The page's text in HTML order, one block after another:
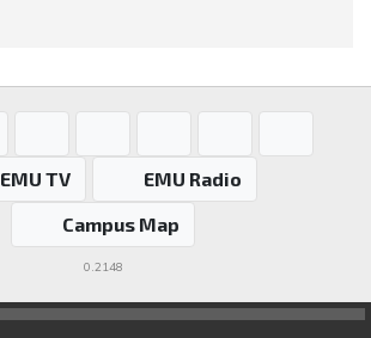
EMU TV
EMU Radio
Campus Map
0.2148